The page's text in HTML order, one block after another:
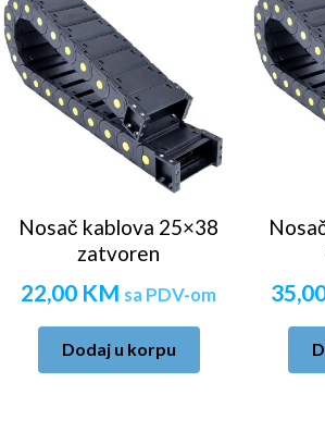
Nosač kablova 25×38
zatvoren
22,00 KM sa PDV-om
Dodaj u korpu